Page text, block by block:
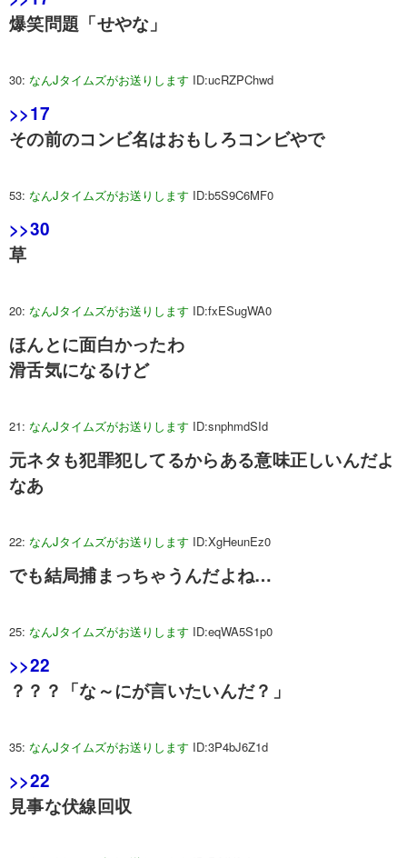
爆笑問題「せやな」
30: なんJタイムズがお送りします ID:ucRZPChwd
>>17
その前のコンビ名はおもしろコンビやで
53: なんJタイムズがお送りします ID:b5S9C6MF0
>>30
草
20: なんJタイムズがお送りします ID:fxESugWA0
ほんとに面白かったわ
滑舌気になるけど
21: なんJタイムズがお送りします ID:snphmdSId
元ネタも犯罪犯してるからある意味正しいんだよ
なあ
22: なんJタイムズがお送りします ID:XgHeunEz0
でも結局捕まっちゃうんだよね…
25: なんJタイムズがお送りします ID:eqWA5S1p0
>>22
？？？「な～にが言いたいんだ？」
35: なんJタイムズがお送りします ID:3P4bJ6Z1d
>>22
見事な伏線回収